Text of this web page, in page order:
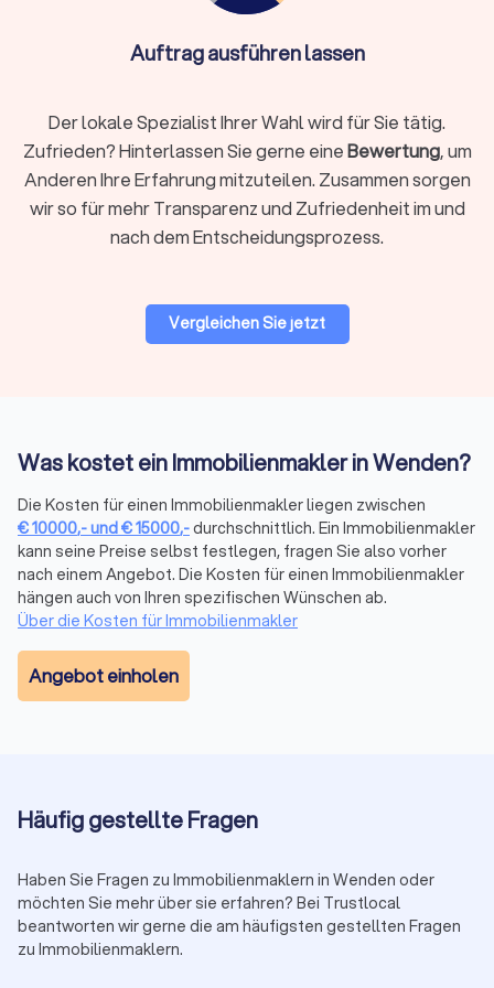
Gewerbliche Immobilien unterliegen anderen Kriterien als
privat bewohnte Gebäude. Die richtige Gewerbeimmobilie zu
finden, zu mieten oder zu vermieten kann mit einem
werden. Dies gilt auch beim Verkauf der Gewerbeimmobilie.
Die besten Immobilienmakler in Wenden
finden
Erfahrung, Fachkenntnisse zur Immobiliensituation in
zwischen einem Immobilienmakler und einem guten
Immobilienmakler machen. Erhalten Sie erste Anhaltspunkte
Eigenheim-Suche oder Immobilienkauf als
Investition?
Professionelle Immobilienbüros bieten Ihnen vielfältige
Leistungen, zu denen Sie im persönlichen Erstgespräch
umfassend beraten werden. Hierfür muss der
Immobilienmakler zunächst Ihre Ziele und Vorstellungen
unterbreiten zu können. Ob Sie nun ein Eigenheim suchen
oder eine Gewerbeimmobilie mieten oder kaufen wollen, ob
Umsetzung trotz dem anfallenden Honorar bares Geld
sparen. Finden Sie mit Trustlocal daher noch heute den
Kosten für den Immobilienmakler in Wenden
Auftrag ausführen lassen
Der lokale Spezialist Ihrer Wahl wird für Sie tätig.
Zufrieden? Hinterlassen Sie gerne eineBewertung, um
Anderen Ihre Erfahrung mitzuteilen. Zusammen sorgen
wir so für mehr Transparenz und Zufriedenheit im und
nach dem Entscheidungsprozess.
Vergleichen Sie jetzt
Was kostet ein Immobilienmakler in Wenden?
Die Kosten für einen Immobilienmakler liegen zwischen
€10000,-und€15000,-durchschnittlich. Ein Immobilienmakler
kann seine Preise selbst festlegen, fragen Sie also vorher
nach einem Angebot. Die Kosten für einen Immobilienmakler
hängen auch von Ihren spezifischen Wünschen ab.
Über die Kosten für Immobilienmakler
Angebot einholen
Häufig gestellte Fragen
Haben Sie Fragen zu Immobilienmaklern in Wenden oder
möchten Sie mehr über sie erfahren? Bei Trustlocal
beantworten wir gerne die am häufigsten gestellten Fragen
zu Immobilienmaklern.